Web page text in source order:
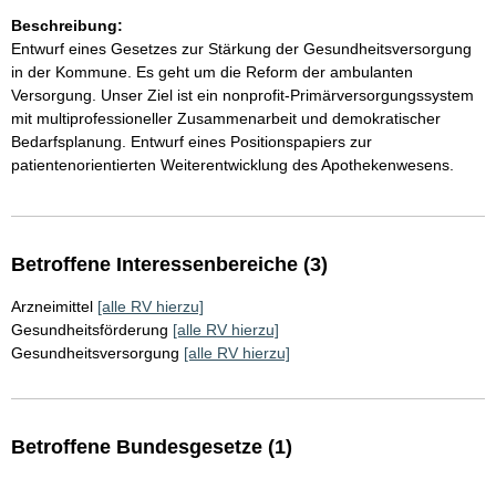
Beschreibung:
Entwurf eines Gesetzes zur Stärkung der Gesundheitsversorgung
in der Kommune. Es geht um die Reform der ambulanten
Versorgung. Unser Ziel ist ein nonprofit-Primärversorgungssystem
mit multiprofessioneller Zusammenarbeit und demokratischer
Bedarfsplanung. Entwurf eines Positionspapiers zur
patientenorientierten Weiterentwicklung des Apothekenwesens.
Betroffene Interessenbereiche (3)
Arzneimittel [alle RV hierzu]
Gesundheitsförderung [alle RV hierzu]
Gesundheitsversorgung [alle RV hierzu]
Betroffene Bundesgesetze (1)